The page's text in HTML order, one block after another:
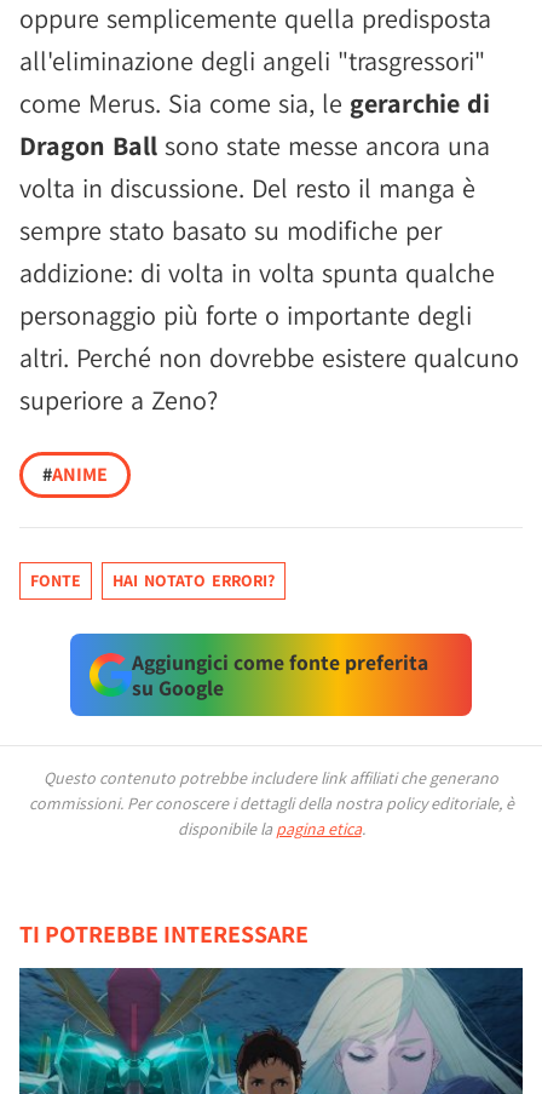
oppure semplicemente quella predisposta
all'eliminazione degli angeli "trasgressori"
come Merus. Sia come sia, le gerarchie di
Dragon Ball sono state messe ancora una
volta in discussione. Del resto il manga è
sempre stato basato su modifiche per
addizione: di volta in volta spunta qualche
personaggio più forte o importante degli
altri. Perché non dovrebbe esistere qualcuno
superiore a Zeno?
#ANIME
FONTE HAI NOTATO ERRORI?
Aggiungici come fonte preferita
su Google
Questo contenuto potrebbe includere link affiliati che generano
commissioni. Per conoscere i dettagli della nostra policy editoriale, è
disponibile la pagina etica.
TI POTREBBE INTERESSARE